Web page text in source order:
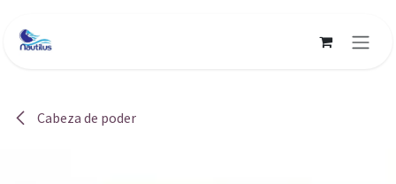
Cabeza de poder